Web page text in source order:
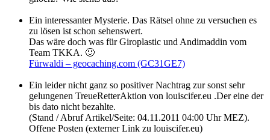
Ein interessanter Mysterie. Das Rätsel ohne zu versuchen es
zu lösen ist schon sehenswert.
Das wäre doch was für Giroplastic und Andimaddin vom
Team TKKA. 🙂
Fürwaldi – geocaching.com (GC31GE7)
Ein leider nicht ganz so positiver Nachtrag zur sonst sehr
gelungenen TreueRetterAktion von louiscifer.eu .Der eine der
bis dato nicht bezahlte.
(Stand / Abruf Artikel/Seite: 04.11.2011 04:00 Uhr MEZ).
Offene Posten (externer Link zu louiscifer.eu)